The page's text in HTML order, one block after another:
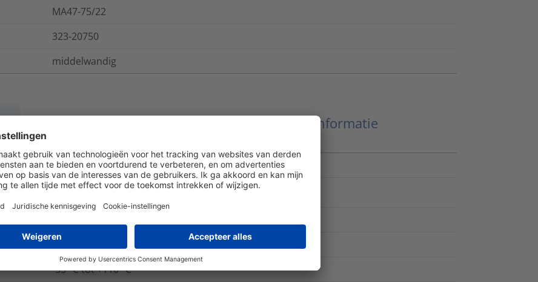
MA47-75/22
323-20750
middelwandig
Meer informatie
350%
IEC 60243
-55 °C tot +110 °C